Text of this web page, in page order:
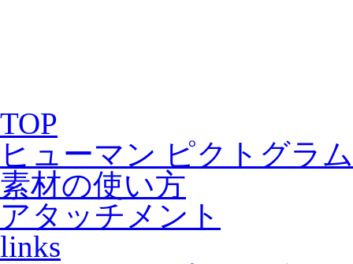
TOP
ヒューマン ピクトグラ
素材の使い方
アタッチメント
links